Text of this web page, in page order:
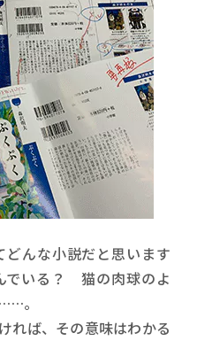
どんな小説だと思います
いる？ 猫の肉球のよ
。
れば、その意味はわかる